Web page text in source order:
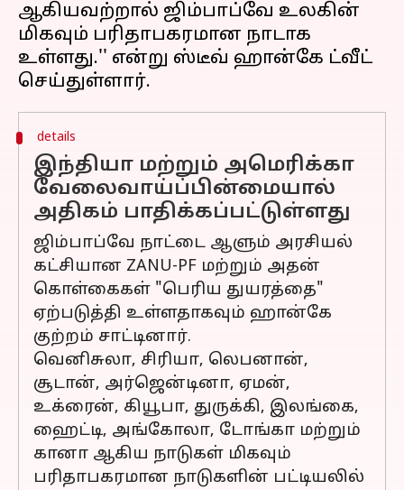
ஆகியவற்றால் ஜிம்பாப்வே உலகின்
மிகவும் பரிதாபகரமான நாடாக
உள்ளது.'' என்று ஸ்டீவ் ஹான்கே ட்வீட்
details
இந்தியா மற்றும் அமெரிக்கா
வேலைவாய்ப்பின்மையால்
அதிகம் பாதிக்கப்பட்டுள்ளது
ஜிம்பாப்வே நாட்டை ஆளும் அரசியல்
கட்சியான ZANU-PF மற்றும் அதன்
கொள்கைகள் "பெரிய துயரத்தை"
ஏற்படுத்தி உள்ளதாகவும் ஹான்கே
குற்றம் சாட்டினார்.
வெனிசுலா, சிரியா, லெபனான்,
சூடான், அர்ஜென்டினா, ஏமன்,
உக்ரைன், கியூபா, துருக்கி, இலங்கை,
ஹைட்டி, அங்கோலா, டோங்கா மற்றும்
கானா ஆகிய நாடுகள் மிகவும்
பரிதாபகரமான நாடுகளின் பட்டியலில்